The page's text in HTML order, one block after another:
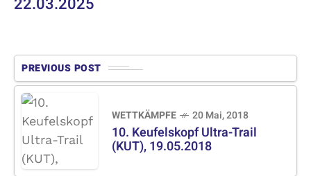
PREVIOUS POST
WETTKÄMPFE 20 Mai, 2018
10. Keufelskopf Ultra-Trail
(KUT), 19.05.2018